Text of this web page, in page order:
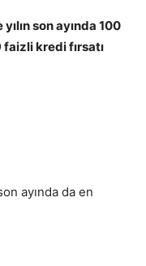
son ayında 100
faizli kredifırsatı
ayında da en